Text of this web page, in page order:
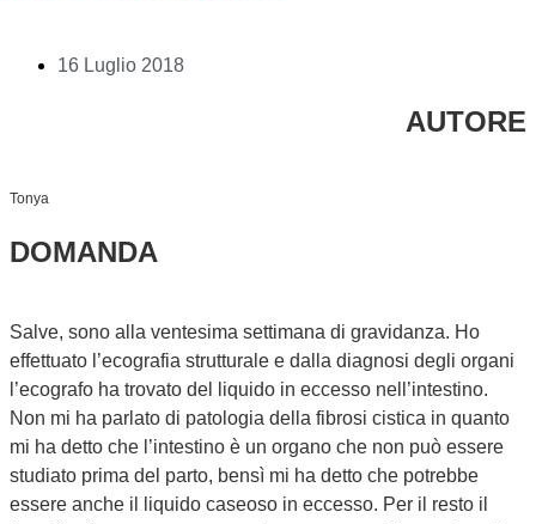
16 Luglio 2018
AUTORE
Tonya
DOMANDA
Salve, sono alla ventesima settimana di gravidanza. Ho
effettuato l’ecografia strutturale e dalla diagnosi degli organi
l’ecografo ha trovato del liquido in eccesso nell’intestino.
Non mi ha parlato di patologia della fibrosi cistica in quanto
mi ha detto che l’intestino è un organo che non può essere
studiato prima del parto, bensì mi ha detto che potrebbe
essere anche il liquido caseoso in eccesso. Per il resto il